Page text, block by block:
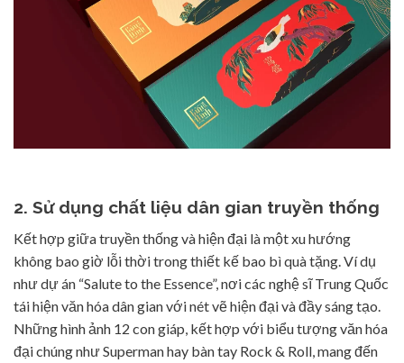
2. Sử dụng chất liệu dân gian truyền thống
Kết hợp giữa truyền thống và hiện đại là một xu hướng
không bao giờ lỗi thời trong thiết kế bao bì quà tặng. Ví dụ
như dự án “Salute to the Essence”, nơi các nghệ sĩ Trung Quốc
tái hiện văn hóa dân gian với nét vẽ hiện đại và đầy sáng tạo.
Những hình ảnh 12 con giáp, kết hợp với biểu tượng văn hóa
đại chúng như Superman hay bàn tay Rock & Roll, mang đến